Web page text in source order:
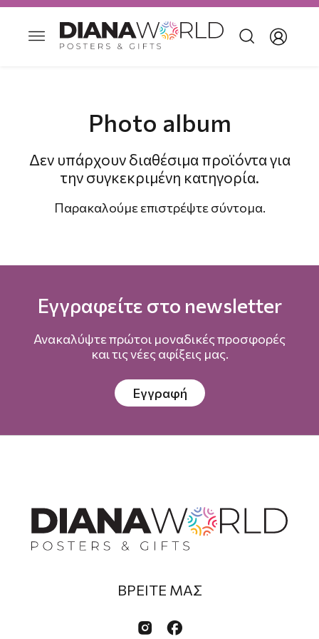
Photo album
Δεν υπάρχουν διαθέσιμα προϊόντα για
την συγκεκριμένη κατηγορία.
Παρακαλούμε επιστρέψτε σύντομα.
Εγγραφείτε στο newsletter
Ανακαλύψτε πρώτοι μοναδικές προσφορές
και τις νέες αφίξεις μας.
Εγγραφή
ΒΡΕΙΤΕ ΜΑΣ
 